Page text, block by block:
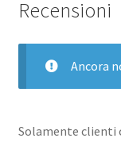
Recensioni
Ancora
Solamente clienti